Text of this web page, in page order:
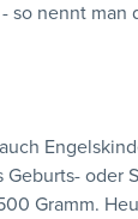
so nennt
oder
Gramm.